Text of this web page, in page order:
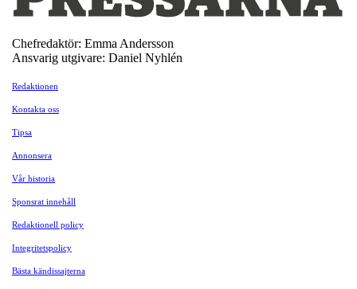
Chefredaktör: Emma Andersson
Ansvarig utgivare: Daniel Nyhlén
Redaktionen
Kontakta oss
Tipsa
Annonsera
Vår historia
Sponsrat innehåll
Redaktionell policy
Integritetspolicy
Bästa kändissajterna